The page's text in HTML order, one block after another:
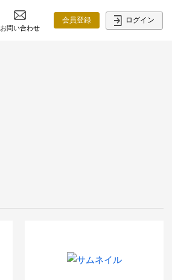
お問い合わせ
会員登録 ログイン